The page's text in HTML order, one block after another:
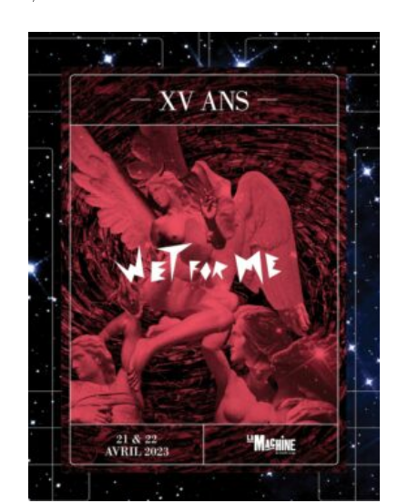
la
publication :